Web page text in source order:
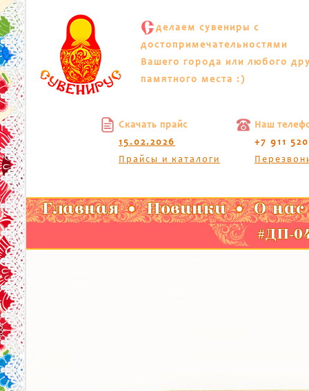
С делаем сувениры с
достопримечательностями
Вашего города или любого
памятного места :)
Скачать прайс
15.02.2026
Прайсы и каталоги
Наш
+7 911
Главная Новинки О нас
#ДП-